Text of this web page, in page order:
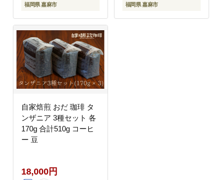
福岡県 嘉麻市 福岡県 嘉麻市
自家焙煎 おだ 珈琲 タ
ンザニア 3種セット 各
170g 合計510g コーヒ
ー 豆
18,000円